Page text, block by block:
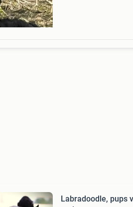
Labradoodle, pups